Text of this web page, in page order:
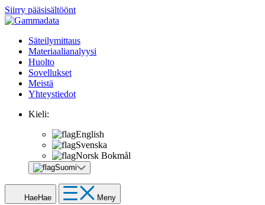
Siirry pääsisältöönt
Säteilymittaus
Materiaalianalyysi
Huolto
Sovellukset
Meistä
Yhteystiedot
Kieli:
English
Svenska
Norsk Bokmål
Suomi
HaeHae Meny